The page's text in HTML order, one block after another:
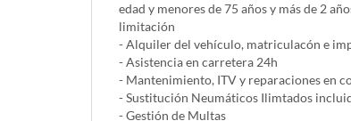
edad y menores de 75 años y más de 2
limitación
- Alquiler del vehí­culo, matriculacón e
- Asistencia en carretera 24h
- Mantenimiento, ITV y reparaciones en
- Sustitución Neumáticos Ilimtados
- Gestión de Multas